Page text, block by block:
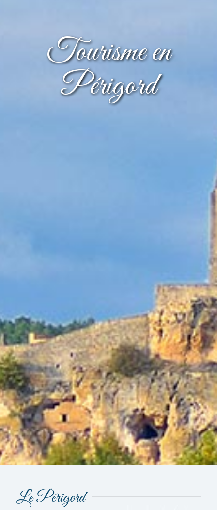
Tourisme en
Périgord
Le Périgord